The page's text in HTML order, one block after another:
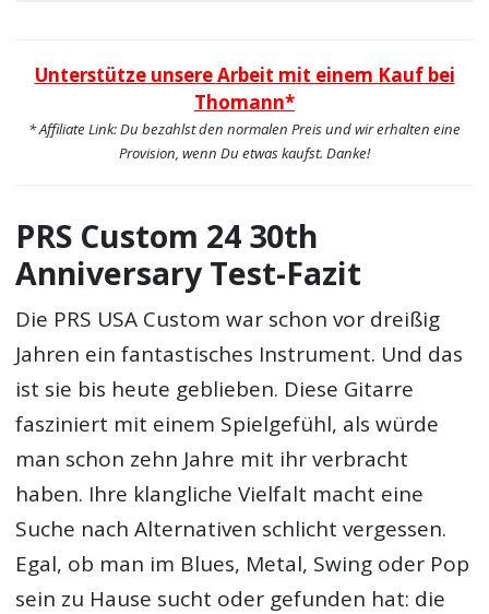
Unterstütze unsere Arbeit mit einem Kauf bei
Thomann*
* Affiliate Link: Du bezahlst den normalen Preis und wir erhalten eine
Provision, wenn Du etwas kaufst. Danke!
PRS Custom 24 30th
Anniversary Test-Fazit
Die PRS USA Custom war schon vor dreißig
Jahren ein fantastisches Instrument. Und das
ist sie bis heute geblieben. Diese Gitarre
fasziniert mit einem Spielgefühl, als würde
man schon zehn Jahre mit ihr verbracht
haben. Ihre klangliche Vielfalt macht eine
Suche nach Alternativen schlicht vergessen.
Egal, ob man im Blues, Metal, Swing oder Pop
sein zu Hause sucht oder gefunden hat: die